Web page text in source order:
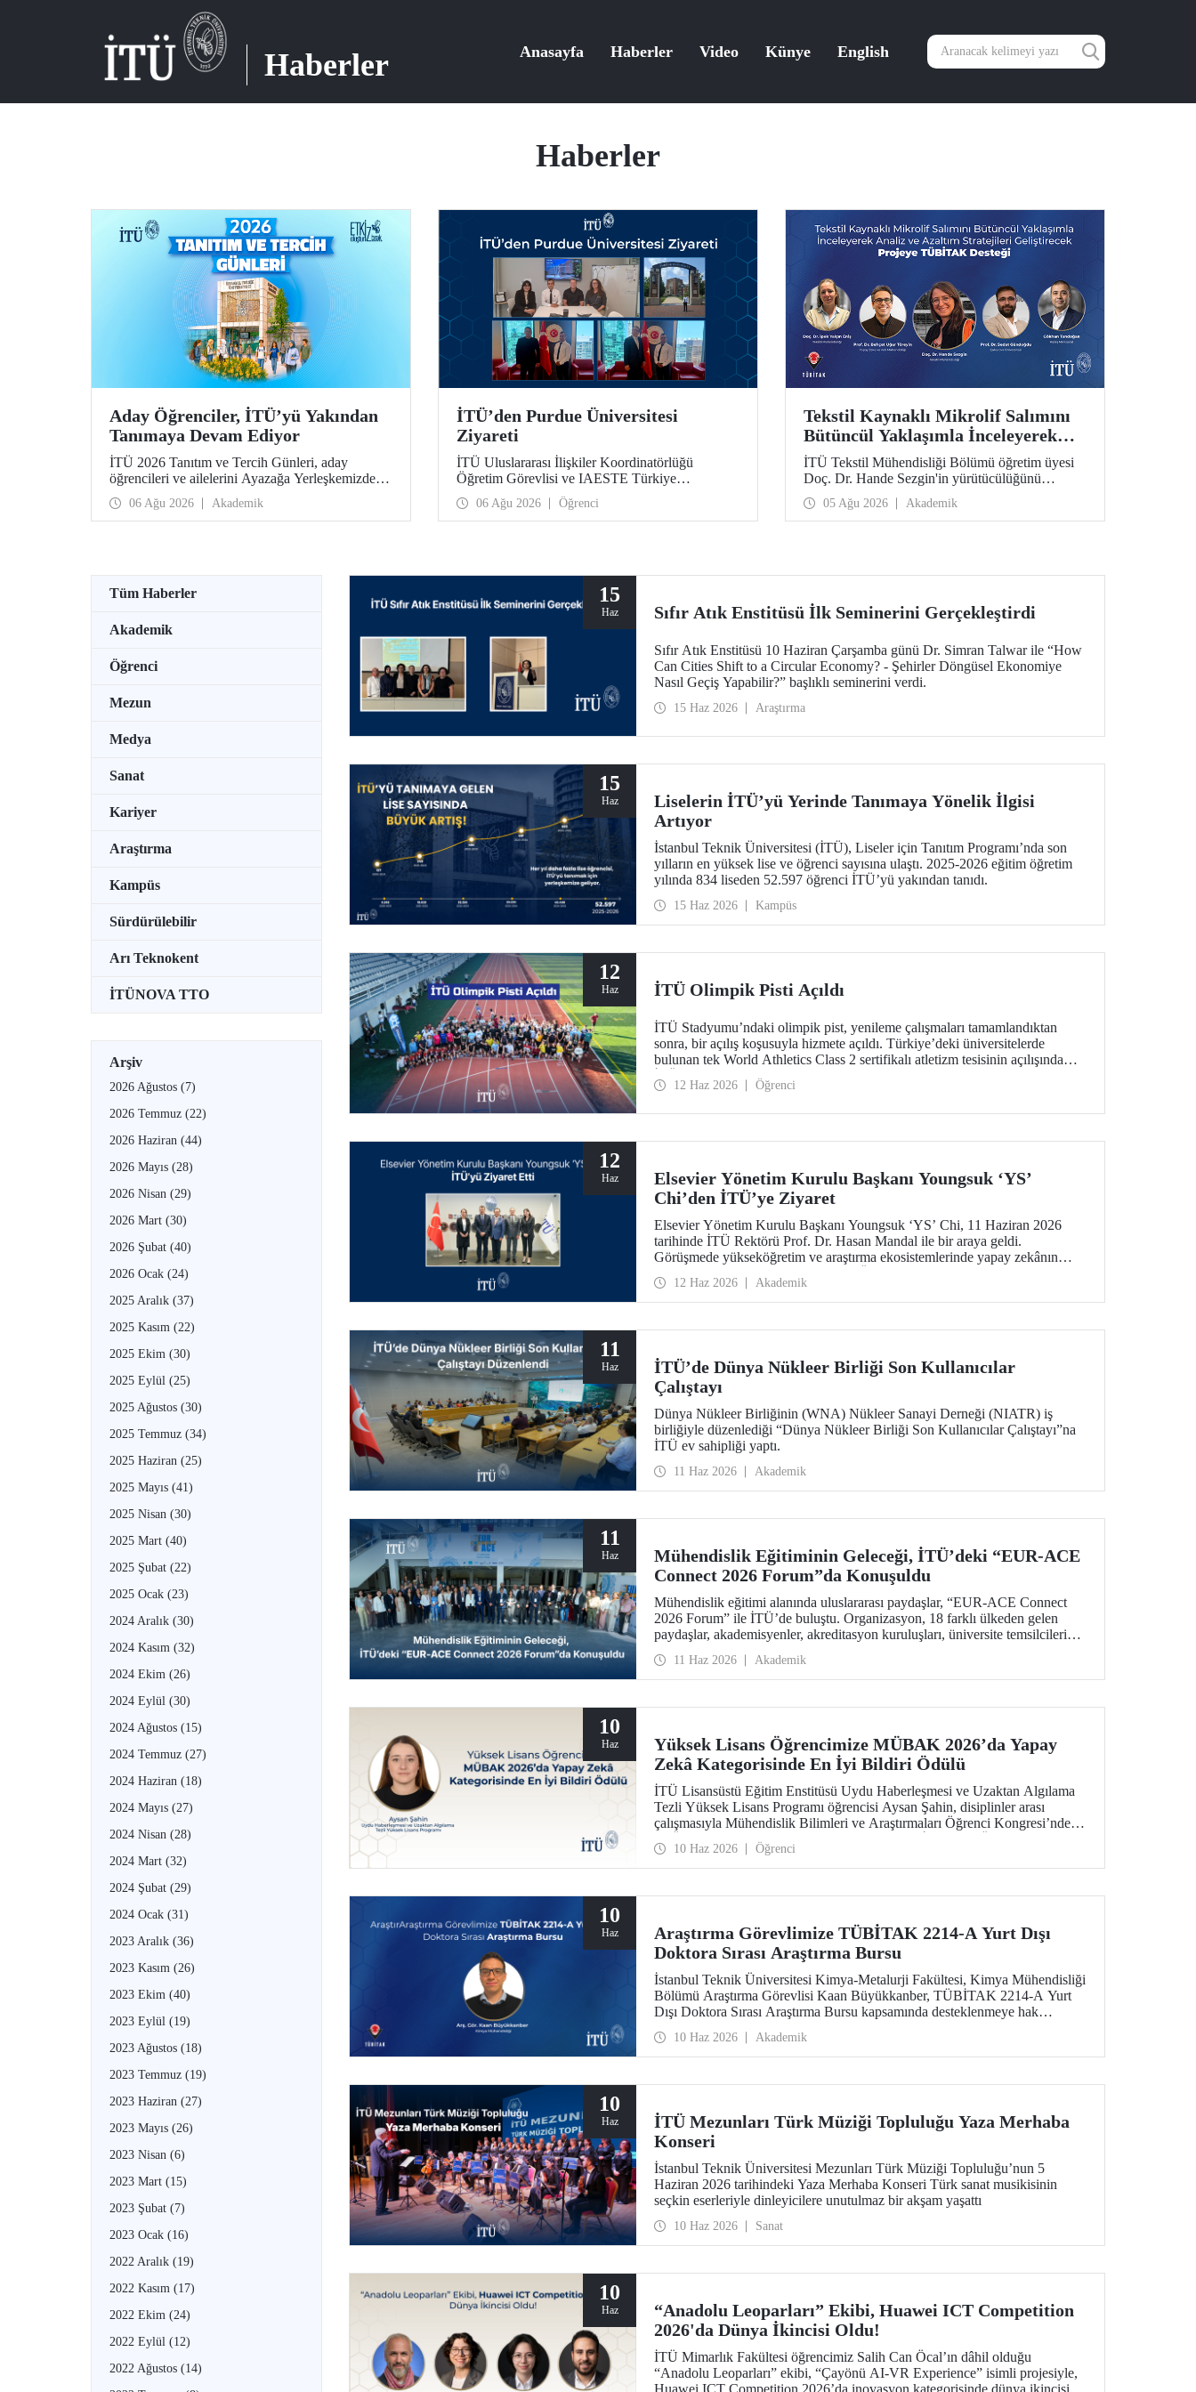
Haberler Anasayfa Haberler Video Künye English
Haberler
Aday Öğrenciler, İTÜ’yü Yakından
Tanımaya Devam Ediyor
İTÜ 2026 Tanıtım ve Tercih Günleri, aday
öğrencileri ve ailelerini Ayazağa Yerleşkemizde
ağırlamaya devam ediyor. Tanıtım ve Tercih
Günleri 7 Ağustos’ta tamamlanacak, ilgili fakülte
ve birimler adaylara bilgi vermeye devam edecek.
06 Ağu 2026 Akademik
İTÜ’den Purdue Üniversitesi
Ziyareti
İTÜ Uluslararası İlişkiler Koordinatörlüğü
Öğretim Görevlisi ve IAESTE Türkiye
Sorumlusu Cahit Okan, akademik ilişkileri ve iş
birliğini geliştirmek amacıyla 20-27 Temmuz
tarihlerinde ABD’de dünyanın önde gelen
06 Ağu 2026 Öğrenci
Tekstil Kaynaklı Mikrolif Salımını
Bütüncül Yaklaşımla İnceleyerek
Analiz ve Azaltım Stratejileri
Geliştirecek Projeye TÜBİTAK
Desteği
İTÜ Tekstil Mühendisliği Bölümü öğretim üyesi
Doç. Dr. Hande Sezgin'in yürütücülüğünü
üstlendiği “Sürdürülebilir Pamuk ve Polyester
Esaslı Tekstil Ürünlerinde Kullanım Koşullarına
Bağlı Mikrolif Salımı: Aşınma, UV Maruziyeti ve
proje, TÜBİTAK 2515 – COST Aksiyon Üyeleri
desteklenmeye hak kazandı.
05 Ağu 2026 Akademik
Tüm Haberler
Akademik
Öğrenci
Mezun
Medya
Sanat
Kariyer
Araştırma
Kampüs
Sürdürülebilir
Arı Teknokent
İTÜNOVA TTO
Arşiv
2026 Ağustos (7)
2026 Temmuz (22)
2026 Haziran (44)
2026 Mayıs (28)
2026 Nisan (29)
2026 Mart (30)
2026 Şubat (40)
2026 Ocak (24)
2025 Aralık (37)
2025 Kasım (22)
2025 Ekim (30)
2025 Eylül (25)
2025 Ağustos (30)
2025 Temmuz (34)
2025 Haziran (25)
2025 Mayıs (41)
2025 Nisan (30)
2025 Mart (40)
2025 Şubat (22)
2025 Ocak (23)
2024 Aralık (30)
2024 Kasım (32)
2024 Ekim (26)
2024 Eylül (30)
2024 Ağustos (15)
2024 Temmuz (27)
2024 Haziran (18)
2024 Mayıs (27)
2024 Nisan (28)
2024 Mart (32)
2024 Şubat (29)
2024 Ocak (31)
2023 Aralık (36)
2023 Kasım (26)
2023 Ekim (40)
2023 Eylül (19)
2023 Ağustos (18)
2023 Temmuz (19)
2023 Haziran (27)
2023 Mayıs (26)
2023 Nisan (6)
2023 Mart (15)
2023 Şubat (7)
2023 Ocak (16)
2022 Aralık (19)
2022 Kasım (17)
2022 Ekim (24)
2022 Eylül (12)
2022 Ağustos (14)
15
Haz Sıfır Atık Enstitüsü İlk Seminerini Gerçekleştirdi
Sıfır Atık Enstitüsü 10 Haziran Çarşamba günü Dr. Simran Talwar ile “How
Can Cities Shift to a Circular Economy? - Şehirler Döngüsel Ekonomiye
Nasıl Geçiş Yapabilir?” başlıklı seminerini verdi.
15 Haz 2026 Araştırma
15
Haz
Liselerin İTÜ’yü Yerinde Tanımaya Yönelik İlgisi
Artıyor
İstanbul Teknik Üniversitesi (İTÜ), Liseler için Tanıtım Programı’nda son
yılların en yüksek lise ve öğrenci sayısına ulaştı. 2025-2026 eğitim öğretim
yılında 834 liseden 52.597 öğrenci İTÜ’yü yakından tanıdı.
15 Haz 2026 Kampüs
12
Haz İTÜ Olimpik Pisti Açıldı
İTÜ Stadyumu’ndaki olimpik pist, yenileme çalışmaları tamamlandıktan
sonra, bir açılış koşusuyla hizmete açıldı. Türkiye’deki üniversitelerde
bulunan tek World Athletics Class 2 sertifikalı atletizm tesisinin açılışında
İTÜ ailesi bir araya geldi.
12 Haz 2026 Öğrenci
12
Haz
Elsevier Yönetim Kurulu Başkanı Youngsuk ‘YS’
Chi’den İTÜ’ye Ziyaret
Elsevier Yönetim Kurulu Başkanı Youngsuk ‘YS’ Chi, 11 Haziran 2026
tarihinde İTÜ Rektörü Prof. Dr. Hasan Mandal ile bir araya geldi.
Görüşmede yükseköğretim ve araştırma ekosistemlerinde yapay zekânın
görüş alışverişleri yapıldı.
12 Haz 2026 Akademik
11
Haz
İTÜ’de Dünya Nükleer Birliği Son Kullanıcılar
Çalıştayı
Dünya Nükleer Birliğinin (WNA) Nükleer Sanayi Derneği (NIATR) iş
birliğiyle düzenlediği “Dünya Nükleer Birliği Son Kullanıcılar Çalıştayı”na
İTÜ ev sahipliği yaptı.
11 Haz 2026 Akademik
11
Haz
Mühendislik Eğitiminin Geleceği, İTÜ’deki “EUR-ACE
Connect 2026 Forum”da Konuşuldu
Mühendislik eğitimi alanında uluslararası paydaşlar, “EUR-ACE Connect
2026 Forum” ile İTÜ’de buluştu. Organizasyon, 18 farklı ülkeden gelen
paydaşlar, akademisyenler, akreditasyon kuruluşları, üniversite temsilcileri
11 Haz 2026 Akademik
10
Haz
Yüksek Lisans Öğrencimize MÜBAK 2026’da Yapay
Zekâ Kategorisinde En İyi Bildiri Ödülü
İTÜ Lisansüstü Eğitim Enstitüsü Uydu Haberleşmesi ve Uzaktan Algılama
Tezli Yüksek Lisans Programı öğrencisi Aysan Şahin, disiplinler arası
çalışmasıyla Mühendislik Bilimleri ve Araştırmaları Öğrenci Kongresi’nde
(MÜBAK 2026) Yapay Zekâ kategorisinde En İyi Bildiri Ödülü’nü kazandı.
10 Haz 2026 Öğrenci
10
Haz
Araştırma Görevlimize TÜBİTAK 2214-A Yurt Dışı
Doktora Sırası Araştırma Bursu
İstanbul Teknik Üniversitesi Kimya-Metalurji Fakültesi, Kimya Mühendisliği
Bölümü Araştırma Görevlisi Kaan Büyükkanber, TÜBİTAK 2214-A Yurt
Dışı Doktora Sırası Araştırma Bursu kapsamında desteklenmeye hak
10 Haz 2026 Akademik
10
Haz
İTÜ Mezunları Türk Müziği Topluluğu Yaza Merhaba
Konseri
İstanbul Teknik Üniversitesi Mezunları Türk Müziği Topluluğu’nun 5
Haziran 2026 tarihindeki Yaza Merhaba Konseri Türk sanat musikisinin
seçkin eserleriyle dinleyicilere unutulmaz bir akşam yaşattı
10 Haz 2026 Sanat
10
Haz
“Anadolu Leoparları” Ekibi, Huawei ICT Competition
2026'da Dünya İkincisi Oldu!
İTÜ Mimarlık Fakültesi öğrencimiz Salih Can Öcal’ın dâhil olduğu
“Anadolu Leoparları” ekibi, “Çayönü AI-VR Experience” isimli projesiyle,
Huawei ICT Competition 2026’da inovasyon kategorisinde dünya ikincisi